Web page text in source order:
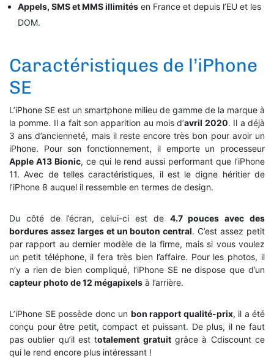
Appels, SMS et MMS illimités en France et depuis l’EU et les
DOM.
Caractéristiques de l’iPhone
SE
L’iPhone SE est un smartphone milieu de gamme de la marque à
la pomme. Il a fait son apparition au mois d’avril 2020. Il a déjà
3 ans d’ancienneté, mais il reste encore très bon pour avoir un
iPhone. Pour son fonctionnement, il emporte un processeur
Apple A13 Bionic, ce qui le rend aussi performant que l’iPhone
11. Avec de telles caractéristiques, il est le digne héritier de
l’iPhone 8 auquel il ressemble en termes de design.
Du côté de l’écran, celui-ci est de 4.7 pouces avec des
bordures assez larges et un bouton central. C’est assez petit
par rapport au dernier modèle de la firme, mais si vous voulez
un petit téléphone, il fera très bien l’affaire. Pour les photos, il
n’y a rien de bien compliqué, l’iPhone SE ne dispose que d’un
capteur photo de 12 mégapixels à l’arrière.
L’iPhone SE possède donc un bon rapport qualité-prix, il a été
conçu pour être petit, compact et puissant. De plus, il ne faut
pas oublier qu’il est totalement gratuitgrâce à Cdiscount ce
qui le rend encore plus intéressant !